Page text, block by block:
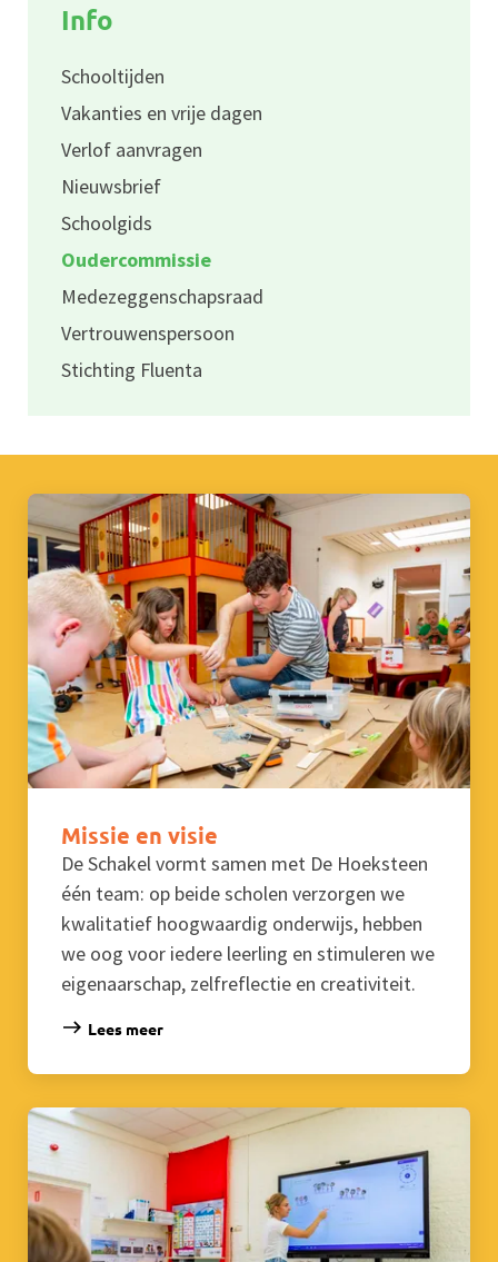
Info
Schooltijden
Vakanties en vrije dagen
Verlof aanvragen
Nieuwsbrief
Schoolgids
Oudercommissie
Medezeggenschapsraad
Vertrouwenspersoon
Stichting Fluenta
Missie en visie
De Schakel vormt samen met De Hoeksteen
één team: op beide scholen verzorgen we
kwalitatief hoogwaardig onderwijs, hebben
we oog voor iedere leerling en stimuleren we
eigenaarschap, zelfreflectie en creativiteit.
Lees meer